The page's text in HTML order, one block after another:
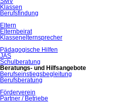
Klassen
Berufsfindung
Eltern
Elternbeirat
Klassenelternsprecher
Pädagogische Hilfen
JAS
Schulberatung
Beratungs- und Hilfsangebote
Berufseinstiegsbegleitung
Berufsberatung
Förderverein
Partner / Betriebe